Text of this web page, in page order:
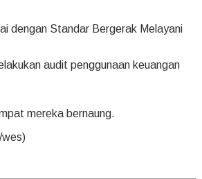
dengan Standar Bergerak Melayani
audit penggunaan keuangan
mereka bernaung.
wes)